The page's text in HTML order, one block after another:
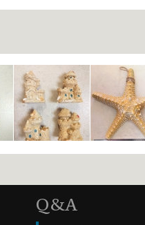
Q&A